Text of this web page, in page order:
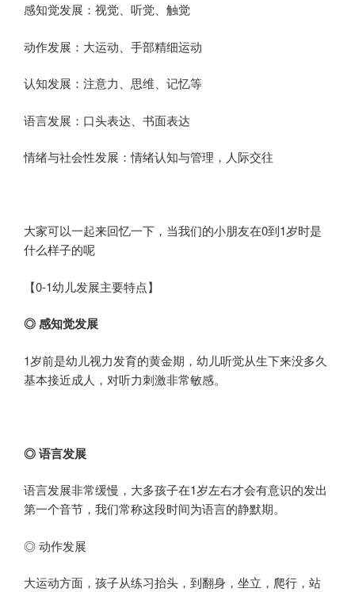
感知觉发展：视觉、听觉、触觉
动作发展：大运动、手部精细运动
认知发展：注意力、思维、记忆等
语言发展：口头表达、书面表达
情绪与社会性发展：情绪认知与管理，人际交往
大家可以一起来回忆一下，当我们的小朋友在0到1岁时是
什么样子的呢
【0-1幼儿发展主要特点】
◎ 感知觉发展
1岁前是幼儿视力发育的黄金期，幼儿听觉从生下来没多久
基本接近成人，对听力刺激非常敏感。
◎ 语言发展
语言发展非常缓慢，大多孩子在1岁左右才会有意识的发出
第一个音节，我们常称这段时间为语言的静默期。
◎ 动作发展
大运动方面，孩子从练习抬头，到翻身，坐立，爬行，站